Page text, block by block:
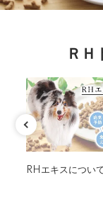
Ｒ
RHエキスについ